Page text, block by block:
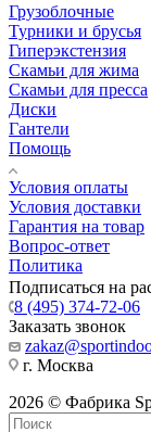
Грузоблочные
Турники и брусья
Гиперэкстензия
Скамьи для жима
Скамьи для пресса
Диски
Гантели
Помощь
Условия оплаты
Условия доставки
Гарантия на товар
Вопрос-ответ
Политика
Подписаться на
8 (495) 374-72-06
Заказать звонок
г. Москва
2026 © Фабрика